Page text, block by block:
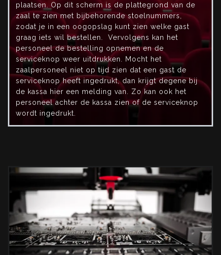
plaatsen. Op dit scherm is de plattegrond van de
zaal te zien met bijbehorende stoelnummers,
zodat je in een oogopslag kunt zien welke gast
graag iets wil bestellen. Vervolgens kan het
personeel de bestelling opnemen en de
serviceknop weer uitdrukken. Mocht het
zaalpersoneel niet op tijd zien dat een gast de
serviceknop heeft ingedrukt, dan krijgt degene bij
de kassa hier een melding van. Zo kan ook het
personeel achter de kassa zien of de serviceknop
wordt ingedrukt.